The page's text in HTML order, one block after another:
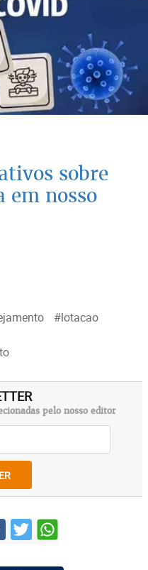
sobre
em nosso
#lotacao
pelo nosso editor